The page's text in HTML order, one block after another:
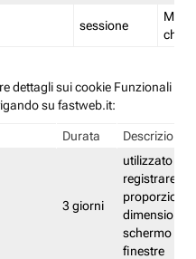
sessione
dettagli sui cookie Funzionali
su fastweb.it:
Durata Descrizione
3 giorni
utilizzato per
registrare le
proporzioni
dimensioni
schermo e
finestre